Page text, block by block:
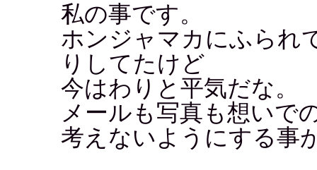
私の事です。
ホンジャマカにふられ
りしてたけど
今はわりと平気だな。
メールも写真も想いで
考えないようにする事